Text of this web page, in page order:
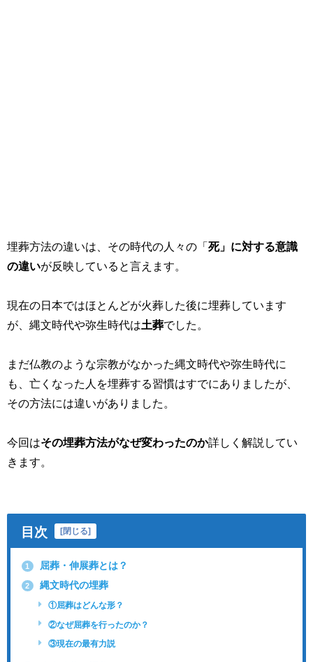
埋葬方法の違いは、その時代の人々の「 死」に対する意識
の違いが反映していると言えます。
現在の日本ではほとんどが火葬した後に埋葬しています
が、縄文時代や弥生時代は土葬でした。
まだ仏教のような宗教がなかった縄文時代や弥生時代に
も、亡くなった人を埋葬する習慣はすでにありましたが、
その方法には違いがありました。
今回はその埋葬方法がなぜ変わったのか詳しく解説してい
きます。
目次 [閉じる]
1 屈葬・伸展葬とは？
2 縄文時代の埋葬
①屈葬はどんな形？
②なぜ屈葬を行ったのか？
③現在の最有力説